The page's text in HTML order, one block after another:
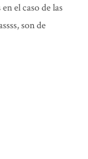
el caso de las
son de